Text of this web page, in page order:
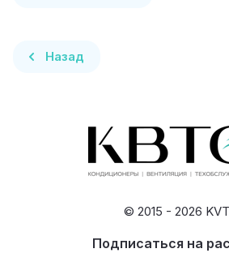
Назад
© 2015 - 2026
Подписаться на